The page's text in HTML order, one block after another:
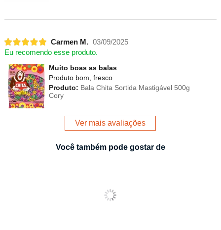
Carmen M. 03/09/2025
Eu recomendo esse produto.
Muito boas as balas
Produto bom, fresco
Produto: Bala Chita Sortida Mastigável 500g
Cory
Ver mais avaliações
Você também pode gostar de